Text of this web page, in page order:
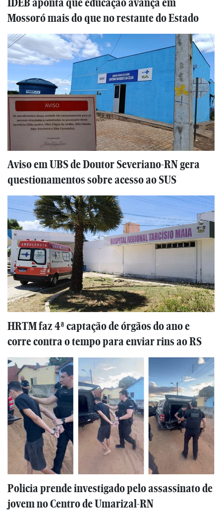
IDEB aponta que educação avança em
Mossoró mais do que no restante do Estado
Aviso em UBS de Doutor Severiano-RN gera
questionamentos sobre acesso ao SUS
HRTM faz 4ª captação de órgãos do ano e
corre contra o tempo para enviar rins ao RS
Policia prende investigado pelo assassinato de
jovem no Centro de Umarizal-RN